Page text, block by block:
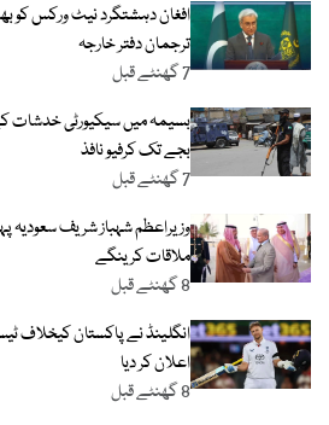
افغان دہشتگرد نیٹ ورکس کو
ترجمان دفتر خارجہ
7 گھنٹے قبل
بجے تک کرفیو نافذ
7 گھنٹے قبل
وزیراعظم شہباز شریف سعودیہ
ملاقات کرینگے
8 گھنٹے قبل
انگلینڈ نے پاکستان کیخلاف
اعلان کر دیا
8 گھنٹے قبل